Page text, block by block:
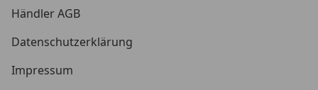
Händler AGB
Datenschutzerklärung
Impressum